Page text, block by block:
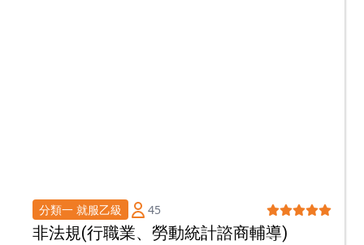
分類一 就服乙級 45
非法規(行職業、勞動統計諮商輔導)